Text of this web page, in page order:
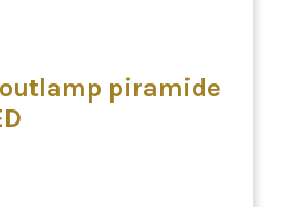
piramide